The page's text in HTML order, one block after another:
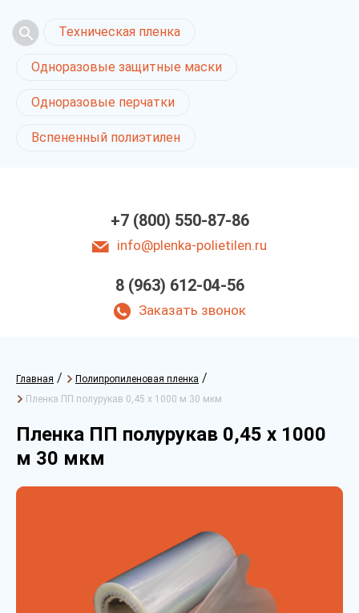
Техническая пленка
Одноразовые защитные маски
Одноразовые перчатки
Вспененный полиэтилен
+7 (800) 550-87-86
info@plenka-polietilen.ru
8 (963) 612-04-56
Заказать звонок
Главная / Полипропиленовая пленка /
Пленка ПП полурукав 0,45 х 1000 м 30 мкм
Пленка ПП полурукав 0,45 х 1000
м 30 мкм